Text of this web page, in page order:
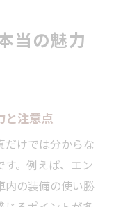
ガイド
き基本手順と
チェック方法
るポイント集
当の魅力
と注意点
だけでは分からな
。例えば、エン
内の装備の使い勝